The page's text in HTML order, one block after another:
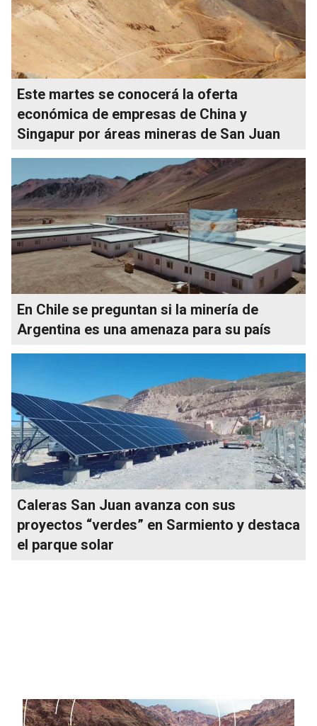
Este martes se conocerá la oferta
económica de empresas de China y
Singapur por áreas mineras de San Juan
En Chile se preguntan si la minería de
Argentina es una amenaza para su país
Caleras San Juan avanza con sus
proyectos “verdes” en Sarmiento y destaca
el parque solar